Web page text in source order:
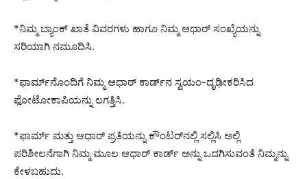
*ನಿಮ್ಮ ಬ್ಯಾಂಕ್ ಖಾತೆ ವಿವರಗಳು ಹಾಗೂ ನಿಮ್ಮ ಆಧಾರ್ ಸಂಖ್ಯೆಯನ್ನು
ಸರಿಯಾಗಿ ನಮೂದಿಸಿ.
*ಫಾರ್ಮ್‌ನೊಂದಿಗೆ ನಿಮ್ಮ ಆಧಾರ್ ಕಾರ್ಡ್‌ನ ಸ್ವಯಂ-ದೃಢೀಕರಿಸಿದ
ಫೋಟೋಕಾಪಿಯನ್ನು ಲಗತ್ತಿಸಿ.
*ಫಾರ್ಮ್ ಮತ್ತು ಆಧಾರ್ ಪ್ರತಿಯನ್ನು ಕೌಂಟರ್‌ನಲ್ಲಿ ಸಲ್ಲಿಸಿ ಅಲ್ಲಿ
ಪರಿಶೀಲನೆಗಾಗಿ ನಿಮ್ಮ ಮೂಲ ಆಧಾರ್ ಕಾರ್ಡ್ ಅನ್ನು ಒದಗಿಸುವಂತೆ ನಿಮ್ಮನ್ನು
ಕೇಳಬಹುದು.